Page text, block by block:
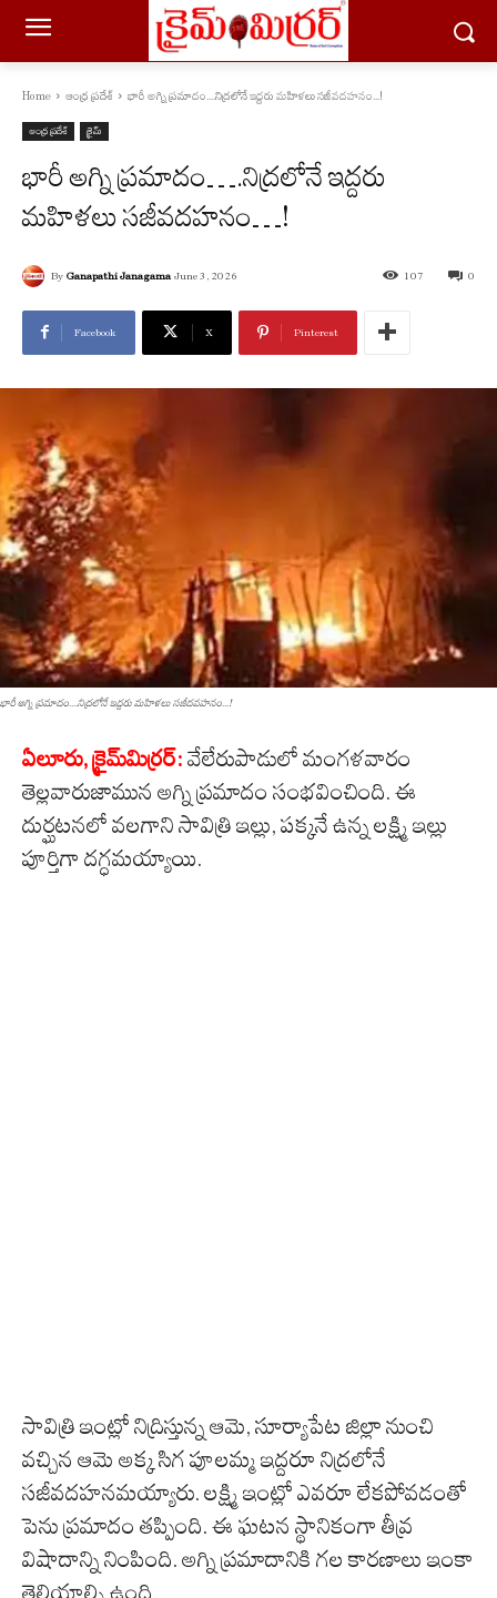
Home ఆంధ్ర ప్రదేశ్ భారీ అగ్ని ప్ర‌మాదం....నిద్ర‌లోనే ఇద్ద‌రు మ‌హిళ‌లు స‌జీవ‌ద‌హ‌నం...!
ఆంధ్ర ప్రదేశ్ క్రైమ్
భారీ అగ్ని ప్ర‌మాదం….నిద్ర‌లోనే ఇద్ద‌రు
మ‌హిళ‌లు స‌జీవ‌ద‌హ‌నం…!
By Ganapathi Janagama June 3, 2026 0
107
Facebook X Pinterest
భారీ అగ్ని ప్ర‌మాదం....నిద్ర‌లోనే ఇద్ద‌రు మ‌హిళ‌లు స‌జీద‌వ‌హ‌నం...!
ఏలూరు, క్రైమ్‌మిర్ర‌ర్‌: వేలేరుపాడులో మంగళవారం
తెల్లవారుజామున అగ్ని ప్రమాదం సంభవించింది. ఈ
దుర్ఘటనలో వలగాని సావిత్రి ఇల్లు, పక్కనే ఉన్న లక్ష్మి ఇల్లు
పూర్తిగా దగ్ధమయ్యాయి.
సావిత్రి ఇంట్లో నిద్రిస్తున్న ఆమె, సూర్యాపేట జిల్లా నుంచి
వచ్చిన ఆమె అక్క సిగ పూలమ్మ ఇద్దరూ నిద్రలోనే
సజీవదహనమయ్యారు. లక్ష్మి ఇంట్లో ఎవరూ లేకపోవడంతో
పెను ప్రమాదం తప్పింది. ఈ ఘటన స్థానికంగా తీవ్ర
విషాదాన్ని నింపింది. అగ్ని ప్రమాదానికి గల కారణాలు ఇంకా
తెలియాల్సి ఉంది.